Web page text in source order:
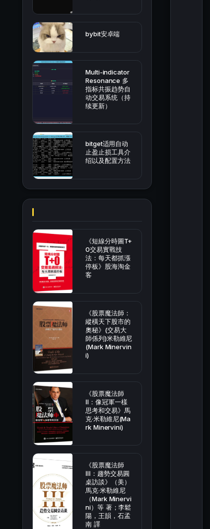
bybit安卓端
Multi-indicator
Resonance 多
指标共振趋势自
动交易系统（持
续更新）
bitget适用自动
止盈止损工具介
绍以及配置方法
《短線分時圖T+
0交易實戰技
法：每天都抓漲
停板》股海淘金
客
《股票魔法師：
縱橫天下股市的
奧秘》(交易大
師係列)米勒維尼
(Mark Minervin
i)
《股票魔法師
Ⅱ：像冠軍一樣
思考和交易》馬
克·米勒維尼(Ma
rk Minervini)
《股票魔法師
Ⅲ：趨勢交易圓
桌訪談》（美）
馬克·米勒維尼
（Mark Minervi
ni）等 著；李鬆
陽，王韻，石孟
南 譯